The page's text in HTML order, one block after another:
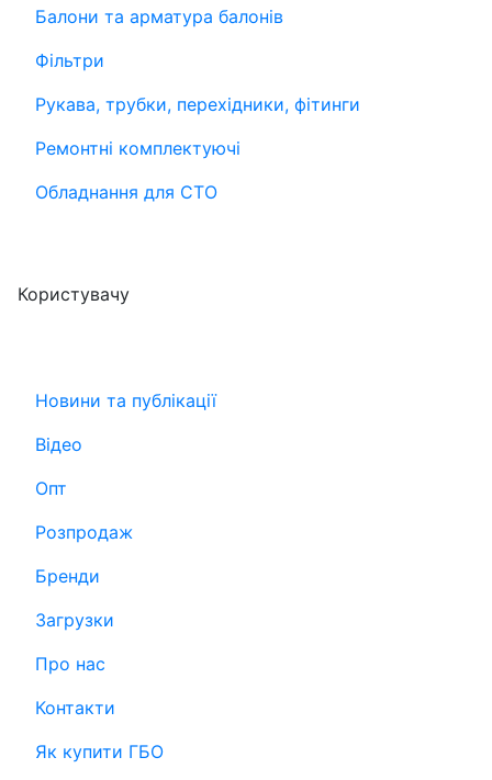
Балони та арматура балонів
Фільтри
Рукава, трубки, перехідники, фітинги
Ремонтні комплектуючі
Обладнання для СТО
Користувачу
Новини та публікації
Відео
Опт
Розпродаж
Бренди
Загрузки
Про нас
Контакти
Як купити ГБО